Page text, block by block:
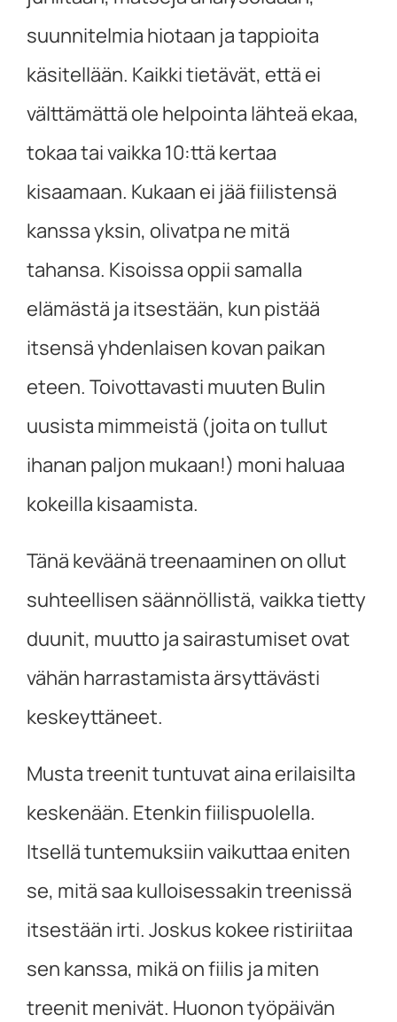
suunnitelmia hiotaan ja tappioita
käsitellään. Kaikki tietävät, että ei
välttämättä ole helpointa lähteä ekaa,
tokaa tai vaikka 10:ttä kertaa
kisaamaan. Kukaan ei jää fiilistensä
kanssa yksin, olivatpa ne mitä
tahansa. Kisoissa oppii samalla
elämästä ja itsestään, kun pistää
itsensä yhdenlaisen kovan paikan
eteen. Toivottavasti muuten Bulin
uusista mimmeistä (joita on tullut
ihanan paljon mukaan!) moni haluaa
kokeilla kisaamista.
Tänä keväänä treenaaminen on ollut
suhteellisen säännöllistä, vaikka tietty
duunit, muutto ja sairastumiset ovat
vähän harrastamista ärsyttävästi
keskeyttäneet.
Musta treenit tuntuvat aina erilaisilta
keskenään. Etenkin fiilispuolella.
Itsellä tuntemuksiin vaikuttaa eniten
se, mitä saa kulloisessakin treenissä
itsestään irti. Joskus kokee ristiriitaa
sen kanssa, mikä on fiilis ja miten
treenit menivät. Huonon työpäivän